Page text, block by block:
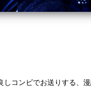
コンビでお送りする、